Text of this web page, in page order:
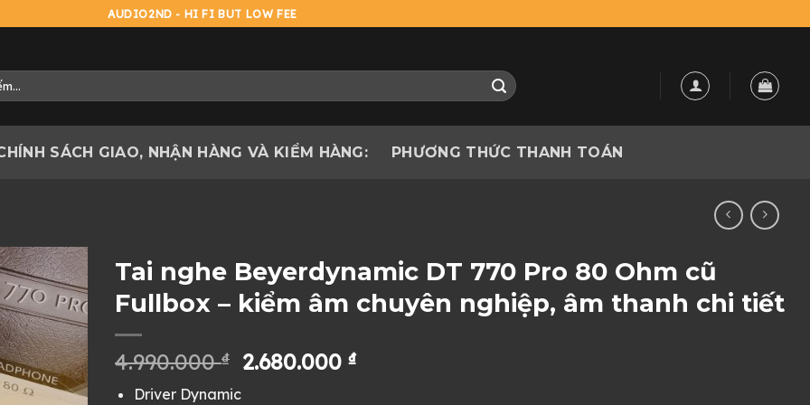
AUDIO2ND - HI FI BUT LOW FEE
SÁCH GIAO, NHẬN HÀNG VÀ KIỂM HÀNG: PHƯƠNG THỨC THANH TOÁN
Tai nghe Beyerdynamic DT 770 Pro 80 Ohm cũ
Fullbox – kiểm âm chuyên nghiệp, âm thanh chi tiết
4.990.000₫
Giá
2.680.000₫Giá
Driver Dynamic